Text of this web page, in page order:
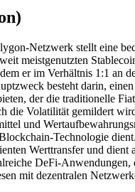
Netzwerk stellt eine
meistgenutzten
er im Verhältnis 1:1 an
besteht darin,
der die traditionelle
die Volatilität gemildert
und
Technologie
Werttransfer und dient
DeFi-Anwendungen,
mit dezentralen